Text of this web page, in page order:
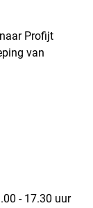
Profijt
van
- 17.30 uur